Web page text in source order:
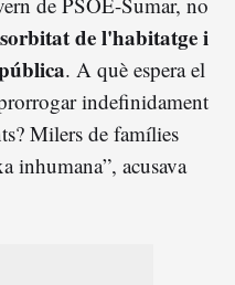
de l'habitatge i
. A què espera el
indefinidament
Milers de famílies
inhumana”, acusava